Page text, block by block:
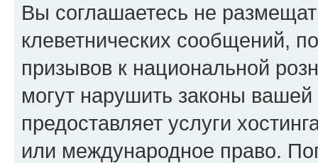
Вы соглашаетесь не
клеветнических сообщений,
призывов к национальной
могут нарушить законы
предоставляет услуги
или международное право.